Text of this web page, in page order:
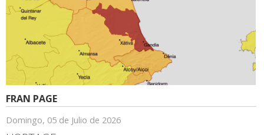
FRAN PAGE
Domingo, 05 de Julio de 2026